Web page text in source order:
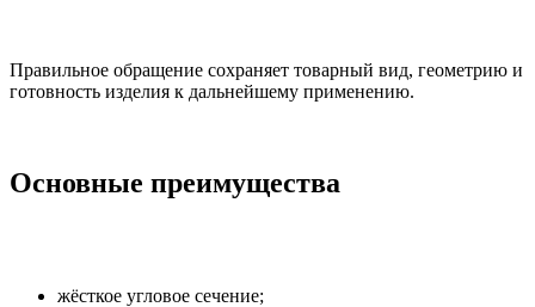
Правильное обращение сохраняет товарный вид, геометрию и
готовность изделия к дальнейшему применению.
Основные преимущества
жёсткое угловое сечение;